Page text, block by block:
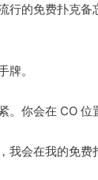
行的免费扑克
。
你会在 CO 位
我会在我的免